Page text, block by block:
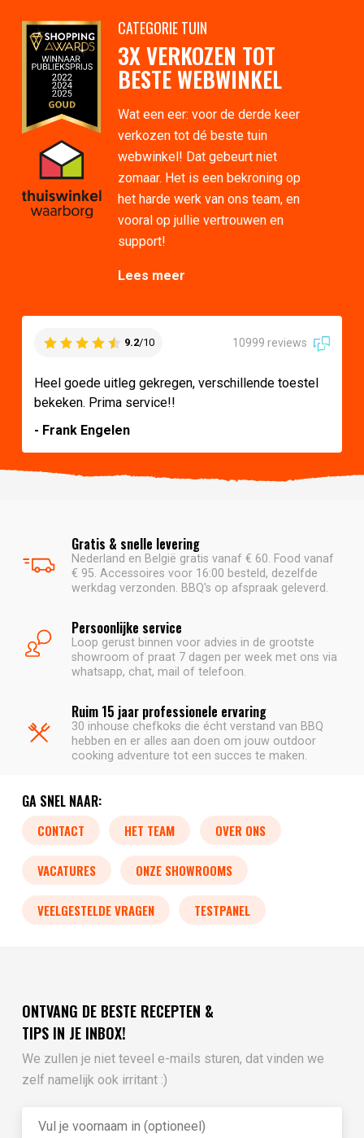
CATEGORIE TUIN
3X VERKOZEN TOT
BESTE WEBWINKEL
Wat een eer: voor de derde keer
verkozen tot dé beste tuin
webwinkel! Dat gebeurt niet
zomaar. Het is een bekroning op
het harde werk van ons team, en
vooral op jullie vertrouwen en
support!
Lees meer
9.2/10 10999 reviews
Heel goede uitleg gekregen, verschillende toestel
bekeken. Prima service!!
- Frank Engelen
Gratis & snelle levering
Nederland en België gratis vanaf € 60. Food vanaf
€ 95. Accessoires voor 16:00 besteld, dezelfde
werkdag verzonden. BBQ's op afspraak geleverd.
Persoonlijke service
Loop gerust binnen voor advies in de grootste
showroom of praat 7 dagen per week met ons via
whatsapp, chat, mail of telefoon.
Ruim 15 jaar professionele ervaring
30 inhouse chefkoks die écht verstand van BBQ
hebben en er alles aan doen om jouw outdoor
cooking adventure tot een succes te maken.
GA SNEL NAAR:
CONTACT HET TEAM OVER ONS
VACATURES ONZE SHOWROOMS
VEELGESTELDE VRAGEN TESTPANEL
ONTVANG DE BESTE RECEPTEN &
TIPS IN JE INBOX!
We zullen je niet teveel e-mails sturen, dat vinden we
zelf namelijk ook irritant :)